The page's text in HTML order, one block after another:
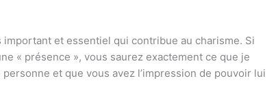
et essentiel qui contribue au charisme. Si
« présence », vous saurez exactement ce que je
et que vous avez l’impression de pouvoir lui